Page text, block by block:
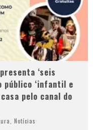
‘seis
público ‘infantil e
pelo canal do
, Notícias